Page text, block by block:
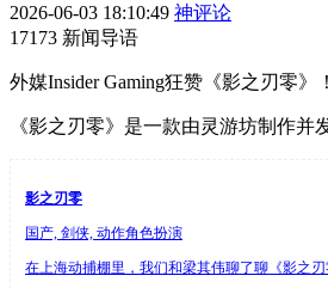
2026-06-03 18:10:49 神评论
17173 新闻导语
外媒Insider Gaming狂赞《影之刃零
《影之刃零》是一款由灵游坊制作并
影之刃零
国产, 剑侠, 动作角色扮演
在上海动捕棚里，我们和梁其伟聊了聊《影之刃